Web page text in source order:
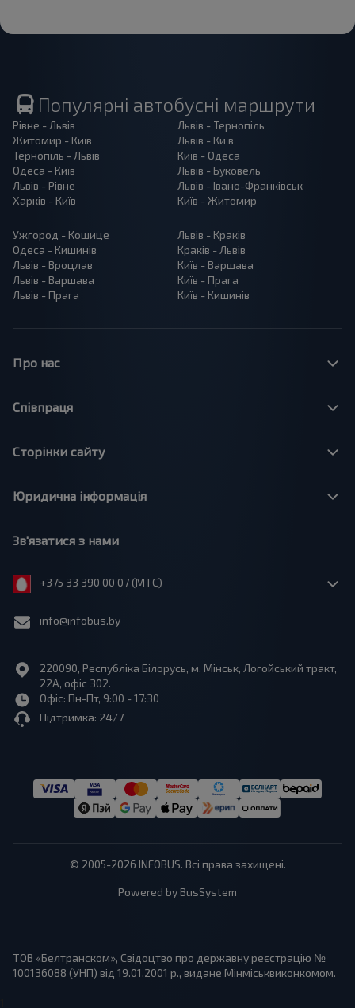
Популярні автобусні маршрути
Рівне - Львів
Житомир - Київ
Тернопіль - Львів
Одеса - Київ
Львів - Рівне
Харків - Київ
Львів - Тернопіль
Львів - Київ
Київ - Одеса
Львів - Буковель
Львів - Івано-Франківськ
Київ - Житомир
Ужгород - Кошице
Одеса - Кишинів
Львів - Вроцлав
Львів - Варшава
Львів - Прага
Львів - Краків
Краків - Львів
Київ - Варшава
Київ - Прага
Київ - Кишинів
Про нас
Співпраця
Сторінки сайту
Юридична інформація
Зв'язатися з нами
+375 33 390 00 07 (МТС)
info@infobus.by
220090, Республіка Білорусь, м. Мінськ, Логойський тракт,
22А, офіс 302.
Офіс: Пн-Пт, 9:00 - 17:30
Підтримка: 24/7
© 2005-2026 INFOBUS. Всі права захищені.
Powered by BusSystem
ТОВ «Белтранском», Свідоцтво про державну реєстрацію №
100136088 (УНП) від 19.01.2001 р., видане Мінміськвиконкомом.